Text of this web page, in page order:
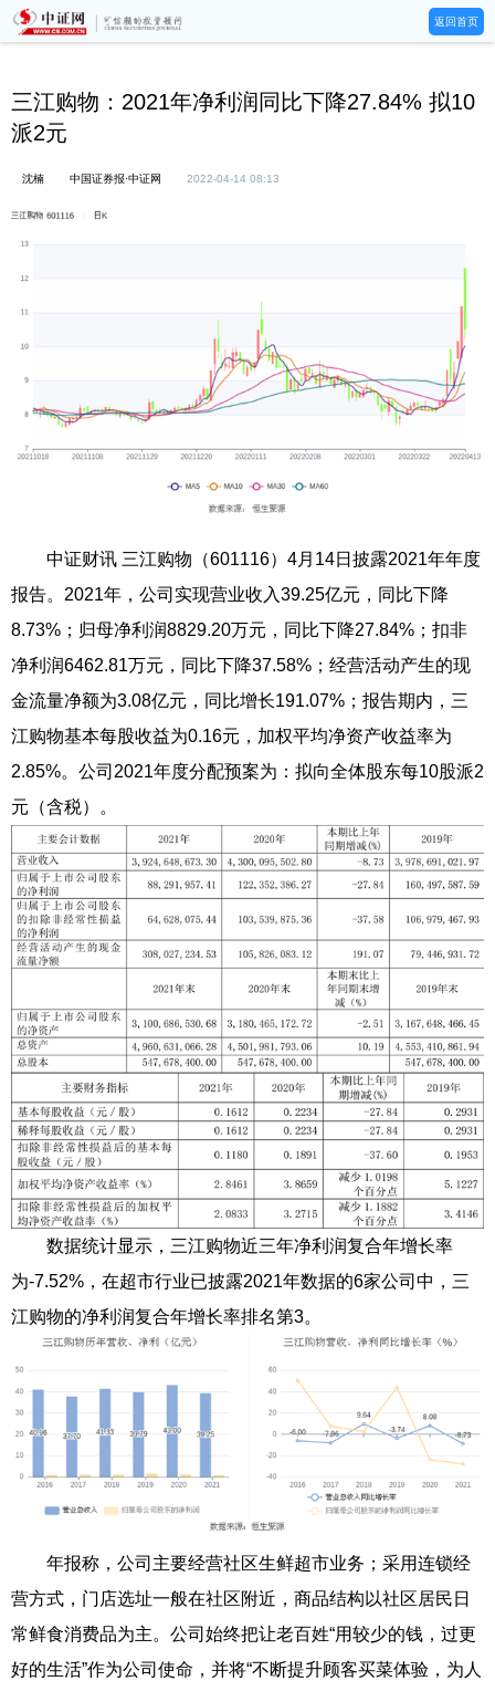
返回首页
三江购物：2021年净利润同比下降27.84% 拟10
派2元
沈楠 中国证券报·中证网 2022-04-14 08:13
中证财讯 三江购物（601116）4月14日披露2021年年度
报告。2021年，公司实现营业收入39.25亿元，同比下降
8.73%；归母净利润8829.20万元，同比下降27.84%；扣非
净利润6462.81万元，同比下降37.58%；经营活动产生的现
金流量净额为3.08亿元，同比增长191.07%；报告期内，三
江购物基本每股收益为0.16元，加权平均净资产收益率为
2.85%。公司2021年度分配预案为：拟向全体股东每10股派2
元（含税）。
数据统计显示，三江购物近三年净利润复合年增长率
为-7.52%，在超市行业已披露2021年数据的6家公司中，三
江购物的净利润复合年增长率排名第3。
年报称，公司主要经营社区生鲜超市业务；采用连锁经
营方式，门店选址一般在社区附近，商品结构以社区居民日
常鲜食消费品为主。公司始终把让老百姓“用较少的钱，过更
好的生活”作为公司使命，并将“不断提升顾客买菜体验，为人